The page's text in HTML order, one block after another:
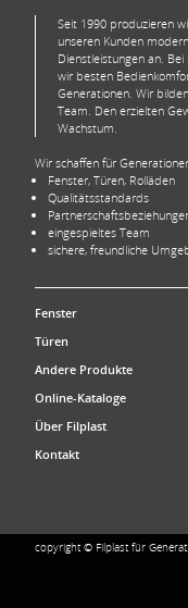
Seit 1990 produzieren
unseren Kunden
Dienstleistungen an.
wir besten
Generationen. Wir
Team. Den erzielten
Wachstum.
Wir schaffen für
Fenster, Türen, Rolläden
Qualitätsstandards
eingespieltes Team
sichere, freundliche
Fenster
Türen
Andere Produkte
Online-Kataloge
Über Filplast
Kontakt
copyright © Filplast für